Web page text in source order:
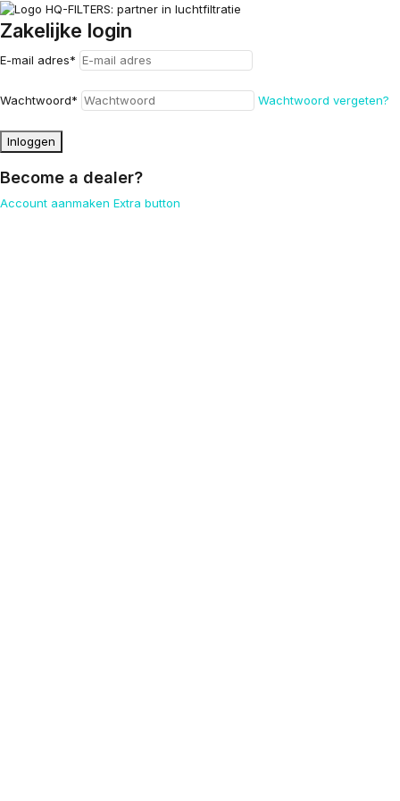
Zakelijke login
E-mail adres*
Wachtwoord* Wachtwoord vergeten?
Inloggen
Become a dealer?
Account aanmaken Extra button